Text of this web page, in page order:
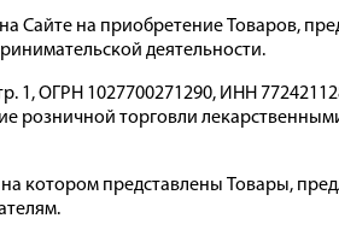
Сайте на приобретение Товаров,
деятельности.
1, ОГРН 1027700271290, ИНН
розничной торговли
котором представлены Товары,